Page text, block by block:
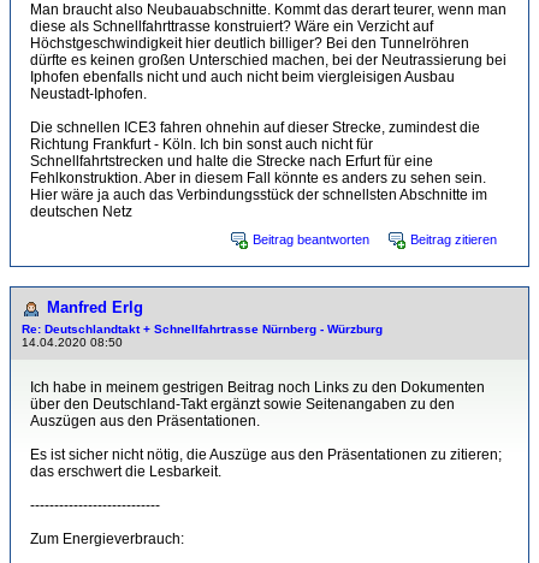
Man braucht also Neubauabschnitte. Kommt das derart teurer, wenn man
diese als Schnellfahrttrasse konstruiert? Wäre ein Verzicht auf
Höchstgeschwindigkeit hier deutlich billiger? Bei den Tunnelröhren
dürfte es keinen großen Unterschied machen, bei der Neutrassierung bei
Iphofen ebenfalls nicht und auch nicht beim viergleisigen Ausbau
Neustadt-Iphofen.
Die schnellen ICE3 fahren ohnehin auf dieser Strecke, zumindest die
Richtung Frankfurt - Köln. Ich bin sonst auch nicht für
Schnellfahrtstrecken und halte die Strecke nach Erfurt für eine
Fehlkonstruktion. Aber in diesem Fall könnte es anders zu sehen sein.
Hier wäre ja auch das Verbindungsstück der schnellsten Abschnitte im
deutschen Netz
Beitrag beantworten Beitrag zitieren
Manfred Erlg
Re: Deutschlandtakt + Schnellfahrtrasse Nürnberg - Würzburg
14.04.2020 08:50
Ich habe in meinem gestrigen Beitrag noch Links zu den Dokumenten
über den Deutschland-Takt ergänzt sowie Seitenangaben zu den
Auszügen aus den Präsentationen.
Es ist sicher nicht nötig, die Auszüge aus den Präsentationen zu zitieren;
das erschwert die Lesbarkeit.
---------------------------
Zum Energieverbrauch: